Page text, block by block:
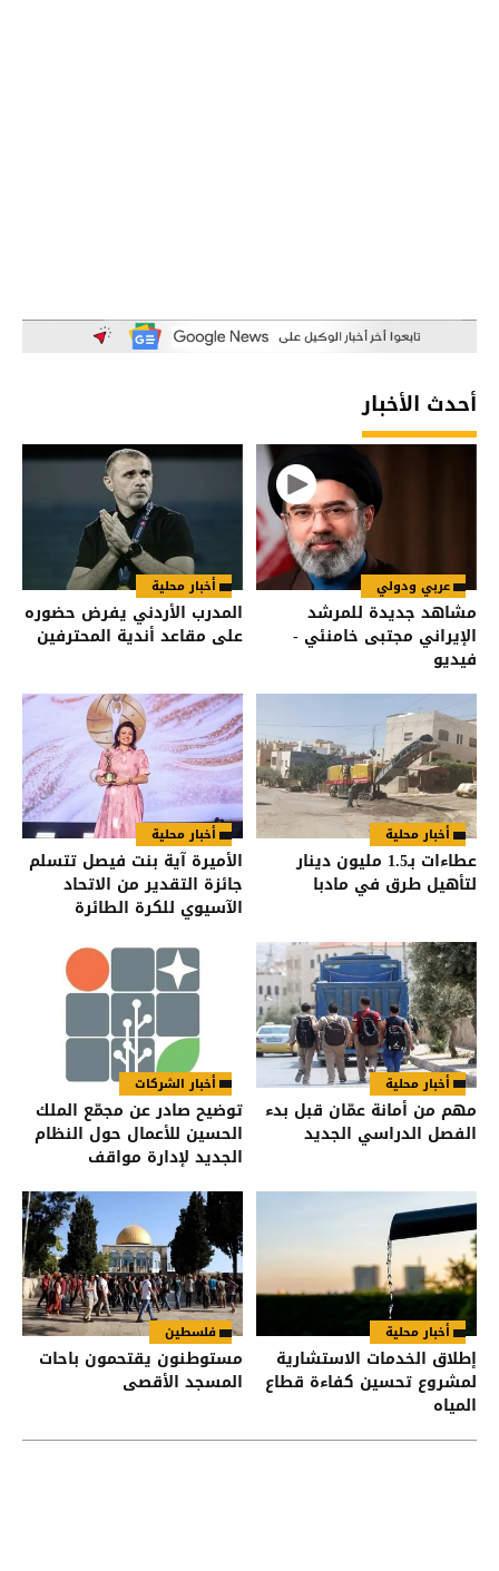
أحدث الأخبار
عربي ودولي
مشاهد جديدة للمرشد
الإيراني مجتبى خامنئي -
فيديو
أخبار محلية
المدرب الأردني يفرض حضوره
على مقاعد أندية المحترفين
أخبار محلية
عطاءات بـ1.5 مليون دينار
لتأهيل طرق في مادبا
أخبار محلية
الأميرة آية بنت فيصل تتسلم
جائزة التقدير من الاتحاد
الآسيوي للكرة الطائرة
أخبار محلية
مهم من أمانة عمّان قبل بدء
الفصل الدراسي الجديد
أخبار الشركات
توضيح صادر عن مجمّع الملك
الحسين للأعمال حول النظام
الجديد لإدارة مواقف
أخبار محلية
إطلاق الخدمات الاستشارية
لمشروع تحسين كفاءة قطاع
المياه
فلسطين
مستوطنون يقتحمون باحات
المسجد الأقصى